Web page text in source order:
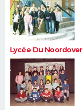
Lycée Du Noordover